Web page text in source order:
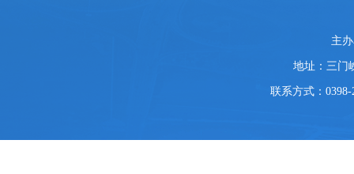
主
地址：三门
联系方式：